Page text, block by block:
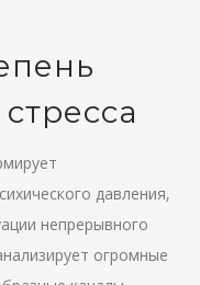
давления,
непрерывного
огромные